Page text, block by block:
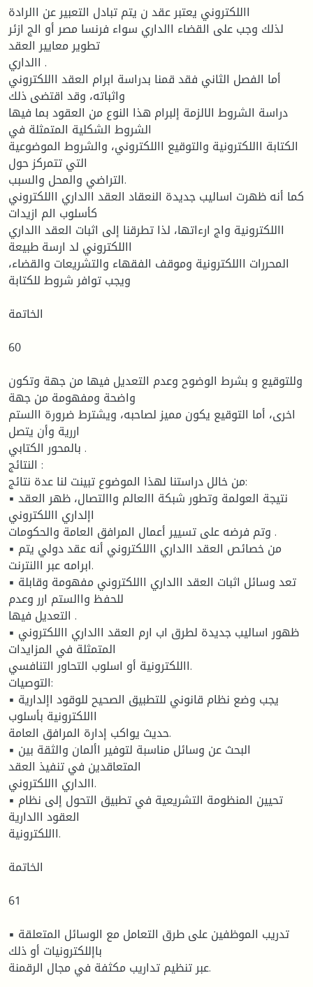
االلكتروني يعتبر عقد ن يتم تبادل التعبير عن االرادة
لذلك وجب على القضاء االداري سواء فرنسا مصر أو الج ازئر
تطوير معايير العقد
االداري .
أما الفصل الثاني فقد قمنا بدراسة ابرام العقد االلكتروني
واثباته، وقد اقتضى ذلك
دراسة الشروط الالزمة إلبرام هذا النوع من العقود بما فيها
الشروط الشكلية المتمثلة في
الكتابة االلكترونية والتوقيع االلكتروني، والشروط الموضوعية
التي تتمركز حول
التراضي والمحل والسبب.
كما أنه ظهرت اساليب جديدة النعقاد العقد االداري االلكتروني
كأسلوب الم ازيدات
االلكترونية واج ارءاتها، لذا تطرقنا إلى اثبات العقد االداري
االلكتروني لد ارسة طبيعة
المحررات االلكترونية وموقف الفقهاء والتشريعات والقضاء،
ويجب توافر شروط للكتابة
الخاتمة
60
وللتوقيع و بشرط الوضوح وعدم التعديل فيها من جهة وتكون
واضحة ومفهومة من جهة
اخرى، أما التوقيع يكون مميز لصاحبه، ويشترط ضرورة االستم
اررية وأن يتصل
بالمحور الكتابي .
النتائج :
من خالل دراستنا لهذا الموضوع تبينت لنا عدة نتائج:
▪ نتيجة العولمة وتطور شبكة االعالم واالتصال، ظهر العقد
اإلداري االلكتروني
وتم فرضه على تسيير أعمال المرافق العامة والحكومات .
▪ من خصائص العقد االداري االلكتروني أنه عقد دولي يتم
ابرامه عبر االنترنت.
▪ تعد وسائل اثبات العقد االداري االلكتروني مفهومة وقابلة
للحفظ واالستم ارر وعدم
التعديل فيها .
▪ ظهور اساليب جديدة لطرق اب ارم العقد االداري االلكتروني
المتمثلة في المزايدات
االلكترونية أو اسلوب التحاور التنافسي.
التوصيات:
▪ يجب وضع نظام قانوني للتطبيق الصحيح للوقود اإلدارية
االلكترونية بأسلوب
حديث يواكب إدارة المرافق العامة.
▪ البحث عن وسائل مناسبة لتوفير األمان والثقة بين
المتعاقدين في تنفيذ العقد
االداري االلكتروني.
▪ تحيين المنظومة التشريعية في تطبيق التحول إلى نظام
العقود االدارية
االلكترونية.
الخاتمة
61
▪ تدريب الموظفين على طرق التعامل مع الوسائل المتعلقة
باإللكترونيات أو ذلك
عبر تنظيم تداريب مكثفة في مجال الرقمنة.